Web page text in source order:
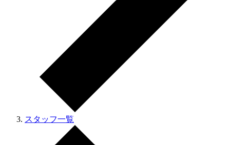
スタッフ一覧